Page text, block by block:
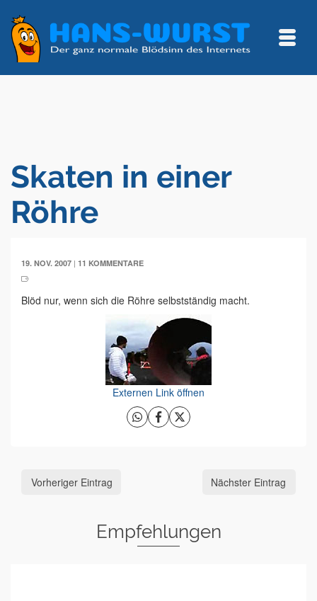
Skaten in einer
Röhre
19. NOV. 2007 | 11 KOMMENTARE
Blöd nur, wenn sich die Röhre selbstständig macht.
Externen Link öffnen
Vorheriger Eintrag Nächster Eintrag
Empfehlungen